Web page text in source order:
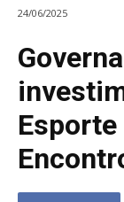
24/06/2025